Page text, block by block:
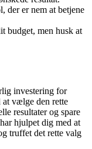
der er nem at betjene
budget, men husk at
investering for
at vælge den rette
resultater og spare
hjulpet dig med at
truffet det rette valg